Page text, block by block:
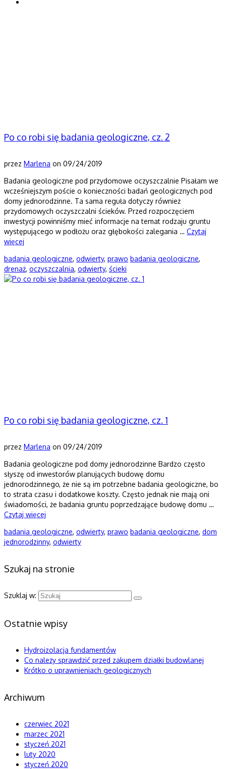
Po co robi się badania geologiczne, cz. 2
przez Marlena on 09/24/2019
Badania geologiczne pod przydomowe oczyszczalnie Pisałam we
wcześniejszym poście o konieczności badań geologicznych pod
domy jednorodzinne. Ta sama reguła dotyczy również
przydomowych oczyszczalni ścieków. Przed rozpoczęciem
inwestycji powinniśmy mieć informacje na temat rodzaju gruntu
występującego w podłożu oraz głębokości zalegania … Czytaj
więcej
badania geologiczne, odwierty, prawo badania geologiczne,
drenaż, oczyszczalnia, odwierty, ścieki
Po co robi się badania geologiczne, cz. 1
przez Marlena on 09/24/2019
Badania geologiczne pod domy jednorodzinne Bardzo często
słyszę od inwestorów planujących budowę domu
jednorodzinnego, że nie są im potrzebne badania geologiczne, bo
to strata czasu i dodatkowe koszty. Często jednak nie mają oni
świadomości, że badania gruntu poprzedzające budowę domu …
Czytaj więcej
badania geologiczne, odwierty, prawo badania geologiczne, dom
jednorodzinny, odwierty
Szukaj na stronie
Szuklaj w:
Ostatnie wpisy
Hydroizolacja fundamentów
Co należy sprawdzić przed zakupem działki budowlanej
Krótko o uprawnieniach geologicznych
Archiwum
czerwiec 2021
marzec 2021
styczeń 2021
luty 2020
styczeń 2020